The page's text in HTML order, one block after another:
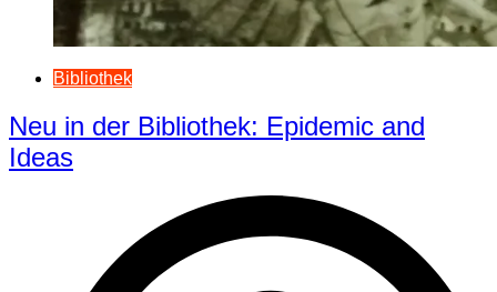
Bibliothek
Neu in der Bibliothek: Epidemic and
Ideas